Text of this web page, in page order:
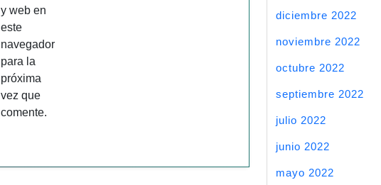
y web en
este
navegador
para la
próxima
vez que
comente.
diciembre 2022
noviembre 2022
octubre 2022
septiembre 2022
julio 2022
junio 2022
mayo 2022